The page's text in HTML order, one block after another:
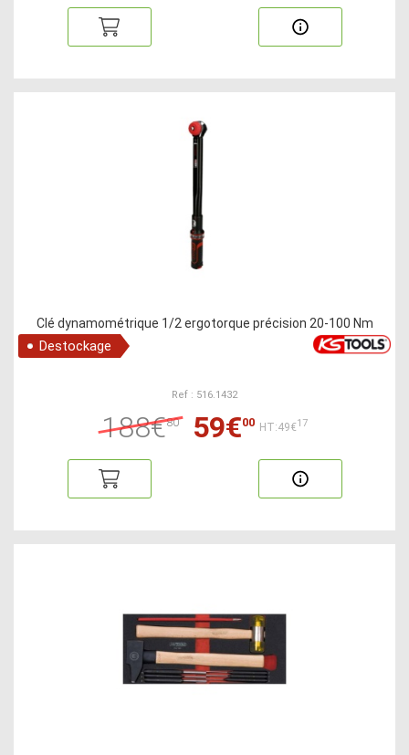
Clé dynamométrique 1/2 ergotorque précision 20-100 Nm
Destockage
Ref : 516.1432
188€80 59€00 HT:49€17